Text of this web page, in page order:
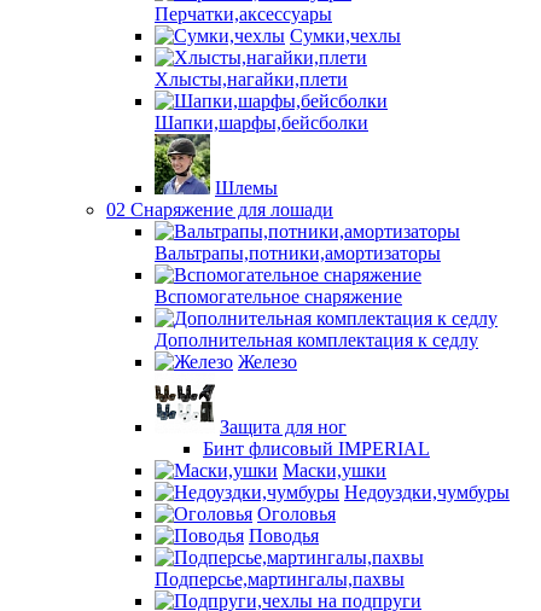
Перчатки,аксессуары
Сумки,чехлы
Хлысты,нагайки,плети
Шапки,шарфы,бейсболки
Шлемы
02 Снаряжение для лошади
Вальтрапы,потники,амортизаторы
Вспомогательное снаряжение
Дополнительная комплектация к седлу
Железо
Защита для ног
Бинт флисовый IMPERIAL
Маски,ушки
Недоуздки,чумбуры
Оголовья
Поводья
Подперсье,мартингалы,пахвы